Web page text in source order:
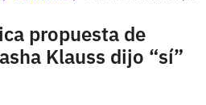
propuesta de
Klauss dijo “sí”